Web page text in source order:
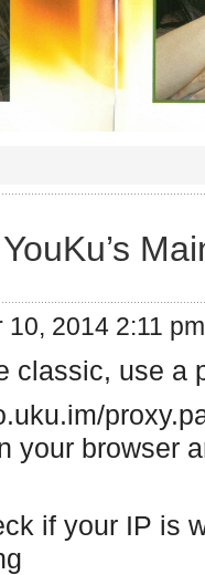
10, 2014 2:11 pm
classic, use a
your browser
if your IP is